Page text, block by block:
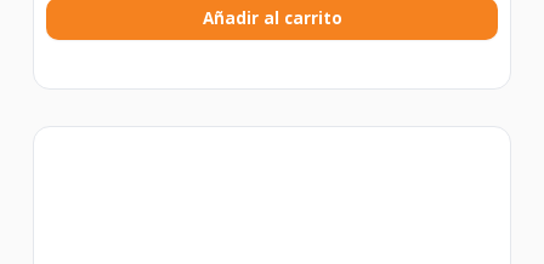
Añadir al carrito